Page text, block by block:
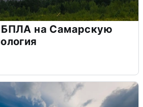
БПЛА на Самарскую